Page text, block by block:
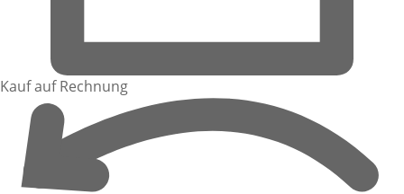
Kauf auf Rechnung